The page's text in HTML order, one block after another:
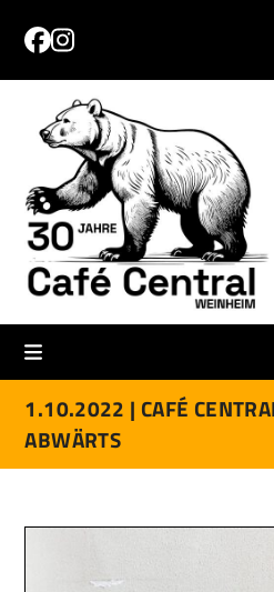
content
Facebook
Instagram
1.10.2022 | CAFÉ
ABWÄRTS